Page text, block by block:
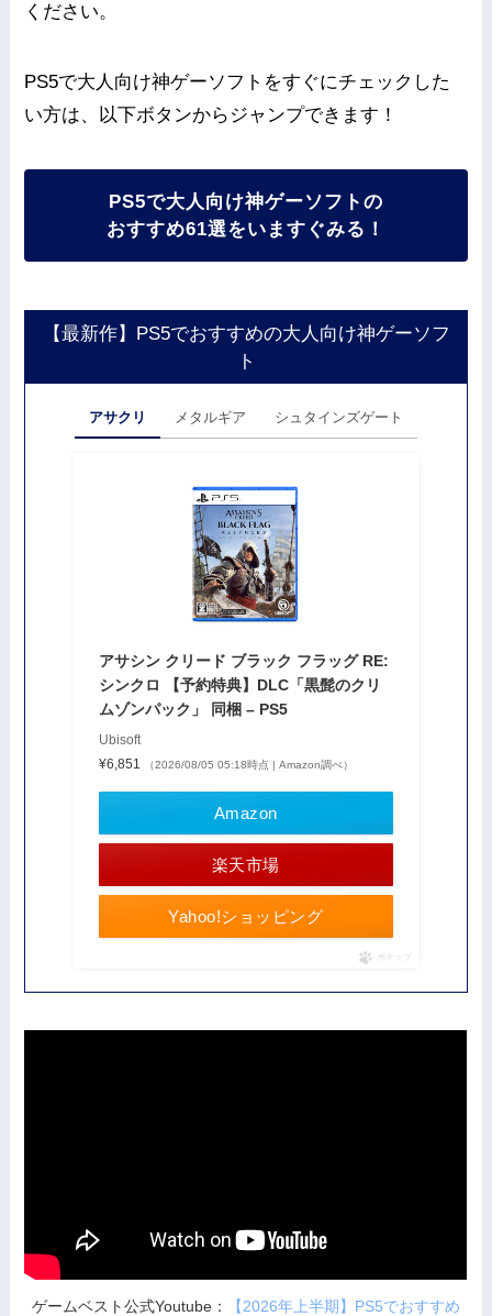
ください。
PS5で大人向け神ゲーソフトをすぐにチェックした
い方は、以下ボタンからジャンプできます！
PS5で大人向け神ゲーソフトの
おすすめ61選をいますぐみる！
【最新作】PS5でおすすめの大人向け神ゲーソフ
ト
アサクリ メタルギア シュタインズゲート
アサシン クリード ブラック フラッグ RE:
シンクロ 【予約特典】DLC「黒髭のクリ
ムゾンパック」 同梱 – PS5
Ubisoft
¥6,851
（2026/08/05 05:18時点 | Amazon調べ）
Amazon
楽天市場
Yahoo!ショッピング
ポチップ
ゲームベスト公式Youtube：
【2026年上半期】PS5でおすすめ